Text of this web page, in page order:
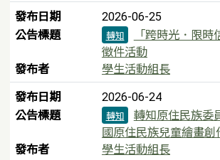
發布日期
2026-06-25
公告標題 轉知
「跨時光．限
徵件活動
發布者
學生活動組長
發布日期
2026-06-24
公告標題 轉知
轉知原住民族委
國原住民族兒童繪畫創
發布者
學生活動組長